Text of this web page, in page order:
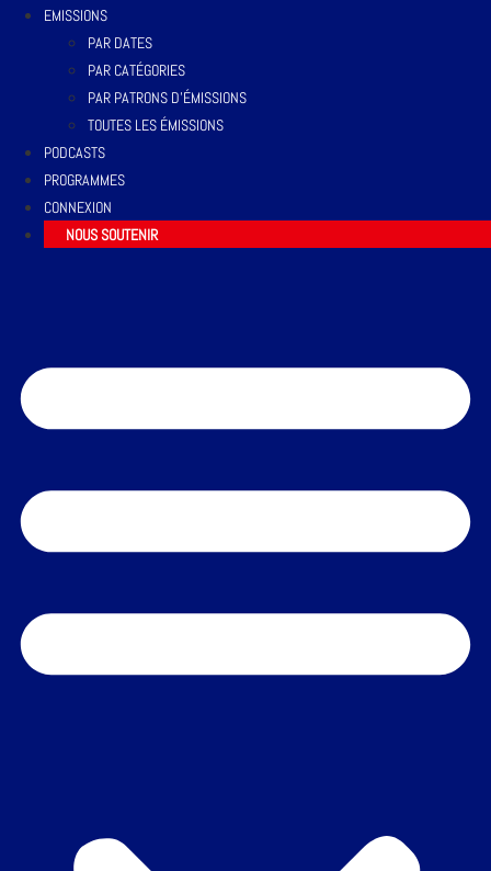
EMISSIONS
PAR DATES
PAR CATÉGORIES
PAR PATRONS D’ÉMISSIONS
TOUTES LES ÉMISSIONS
PODCASTS
PROGRAMMES
CONNEXION
NOUS SOUTENIR